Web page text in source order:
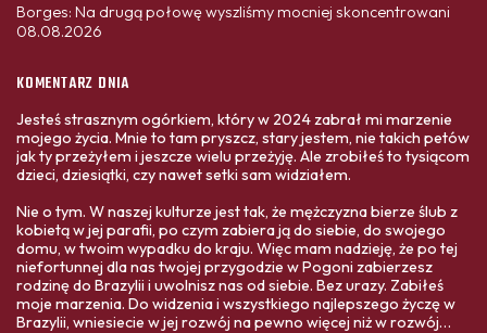
Borges: Na drugą połowę wyszliśmy mocniej skoncentrowani
08.08.2026
KOMENTARZ DNIA
Jesteś strasznym ogórkiem, który w 2024 zabrał mi marzenie
mojego życia. Mnie to tam pryszcz, stary jestem, nie takich petów
jak ty przeżyłem i jeszcze wielu przeżyję. Ale zrobiłeś to tysiącom
dzieci, dziesiątki, czy nawet setki sam widziałem.
Nie o tym. W naszej kulturze jest tak, że mężczyzna bierze ślub z
kobietą w jej parafii, po czym zabiera ją do siebie, do swojego
domu, w twoim wypadku do kraju. Więc mam nadzieję, że po tej
niefortunnej dla nas twojej przygodzie w Pogoni zabierzesz
rodzinę do Brazylii i uwolnisz nas od siebie. Bez urazy. Zabiłeś
moje marzenia. Do widzenia i wszystkiego najlepszego życzę w
Brazylii, wniesiecie w jej rozwój na pewno więcej niż w rozwój